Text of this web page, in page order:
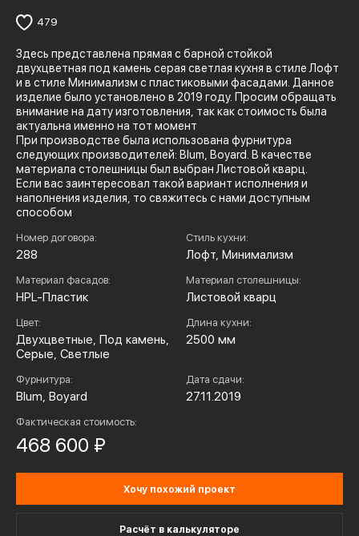
479
Здесь представлена прямая с барной стойкой
двухцветная под камень серая светлая кухня в стиле Лофт
и в стиле Минимализм с пластиковыми фасадами. Данное
изделие было установлено в 2019 году. Просим обращать
внимание на дату изготовления, так как стоимость была
актуальна именно на тот момент
При производстве была использована фурнитура
следующих производителей: Blum, Boyard. В качестве
материала столешницы был выбран Листовой кварц.
Если вас заинтересовал такой вариант исполнения и
наполнения изделия, то свяжитесь с нами доступным
способом
Номер договора:
288
Стиль кухни:
Лофт, Минимализм
Материал фасадов:
HPL-Пластик
Материал столешницы:
Листовой кварц
Цвет:
Двухцветные, Под камень,
Серые, Светлые
Длина кухни:
2500 мм
Фурнитура:
Blum, Boyard
Дата сдачи:
27.11.2019
Фактическая стоимость:
468 600 ₽
Хочу похожий проект
Расчёт в калькуляторе